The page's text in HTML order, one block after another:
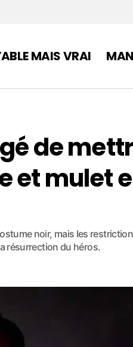
MAIS VRAI
de
et mulet
noir, mais les
résurrection du héros.